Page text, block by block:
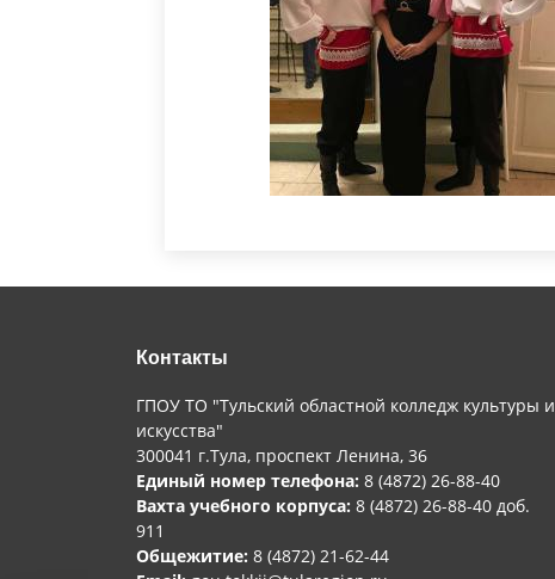
Контакты
ГПОУ ТО "Тульский областной колледж культуры и
искусства"
300041 г.Тула, проспект Ленина, 36
Единый номер телефона: 8 (4872) 26-88-40
Вахта учебного корпуса: 8 (4872) 26-88-40 доб.
911
Общежитие: 8 (4872) 21-62-44